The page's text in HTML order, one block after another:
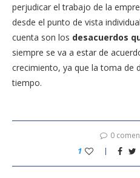
perjudicar el trabajo de la
desde el punto de vista
cuenta son los desacuerdos
siempre se va a estar de
crecimiento, ya que la toma de
tiempo.
0
1